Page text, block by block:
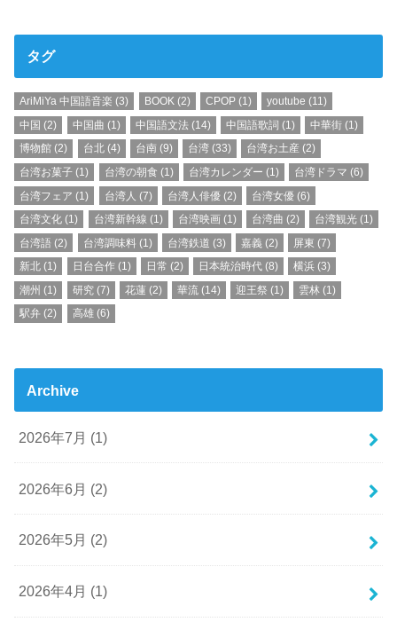
タグ
AriMiYa 中国語音楽 (3) BOOK(2) CPOP(1) youtube (11)
中国 (2) 中国曲 (1) 中国語文法 (14) 中国語歌詞 (1) 中華街 (1)
博物館 (2) 台北(4) 台南 (9) 台湾 (33) 台湾お土産 (2)
台湾お菓子 (1) 台湾の朝食 (1) 台湾カレンダー (1) 台湾ドラマ (6)
台湾フェア (1) 台湾人 (7) 台湾人俳優(2) 台湾女優 (6)
台湾文化 (1) 台湾新幹線 (1) 台湾映画(1) 台湾曲 (2) 台湾観光 (1)
台湾語 (2) 台湾調味料 (1) 台湾鉄道 (3) 嘉義 (2) 屏東 (7)
新北 (1) 日台合作 (1) 日常 (2) 日本統治時代 (8) 横浜 (3)
潮州 (1) 研究(7) 花蓮(2) 華流 (14) 迎王祭 (1) 雲林 (1)
駅弁 (2) 高雄(6)
Archive
2026年7月 (1)
2026年6月 (2)
2026年5月 (2)
2026年4月 (1)